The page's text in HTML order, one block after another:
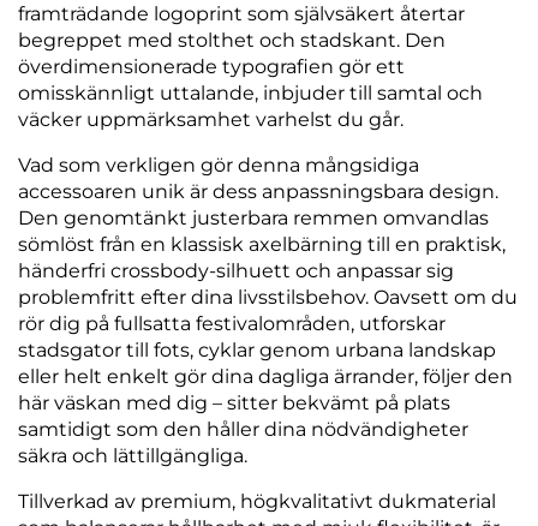
framträdande logoprint som självsäkert återtar
begreppet med stolthet och stadskant. Den
överdimensionerade typografien gör ett
omisskännligt uttalande, inbjuder till samtal och
väcker uppmärksamhet varhelst du går.
Vad som verkligen gör denna mångsidiga
accessoaren unik är dess anpassningsbara design.
Den genomtänkt justerbara remmen omvandlas
sömlöst från en klassisk axelbärning till en praktisk,
händerfri crossbody-silhuett och anpassar sig
problemfritt efter dina livsstilsbehov. Oavsett om du
rör dig på fullsatta festivalområden, utforskar
stadsgator till fots, cyklar genom urbana landskap
eller helt enkelt gör dina dagliga ärrander, följer den
här väskan med dig – sitter bekvämt på plats
samtidigt som den håller dina nödvändigheter
säkra och lättillgängliga.
Tillverkad av premium, högkvalitativt dukmaterial